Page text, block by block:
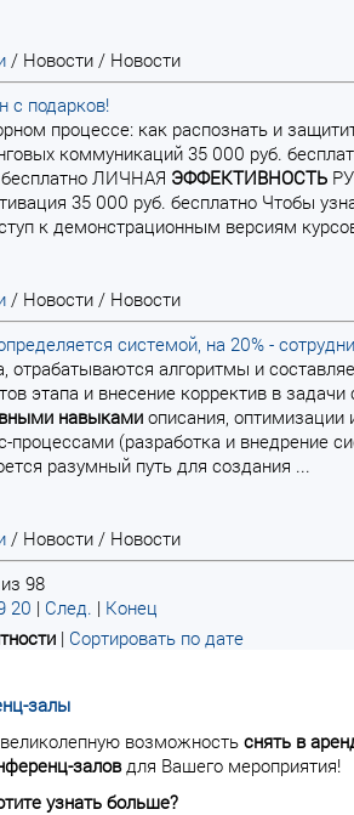
/ Новости / Новости
с подарков!
процессе: как распознать и
коммуникаций 35 000 руб.
ЛИЧНАЯ ЭФФЕКТИВНОСТЬ
35 000 руб. бесплатно Чтобы
к демонстрационным версиям
/ Новости / Новости
системой, на 20% -
отрабатываются алгоритмы и
этапа и внесение корректив в
навыками описания, оптимизации
процессами (разработка и внедрение
разумный путь для создания ...
/ Новости / Новости
98
20 | След. | Конец
| Сортировать по дате
залы
возможность снять в
заловдля Вашего мероприятия!
узнать больше?